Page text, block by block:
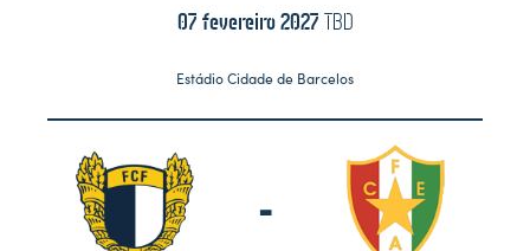
07 fevereiro 2027 TBD
Estádio Cidade de Barcelos
-